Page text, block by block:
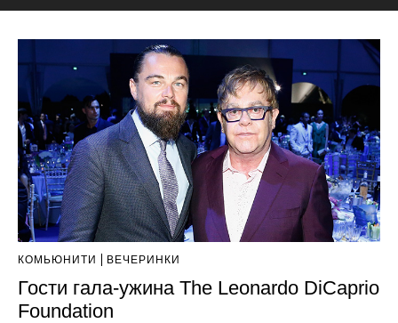
КОМЬЮНИТИ ВЕЧЕРИНКИ
Гости гала-ужина The Leonardo DiCaprio
Foundation